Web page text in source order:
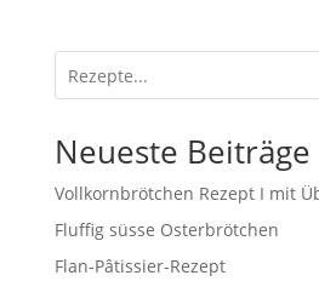
Neueste Beiträge
Vollkornbrötchen Rezept I mit
Fluffig süsse Osterbrötchen
Flan-Pâtissier-Rezept